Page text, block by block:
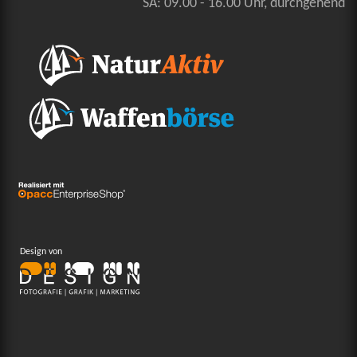
SA: 09.00 - 16.00 Uhr, durchgehend
Design von